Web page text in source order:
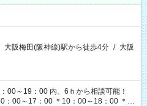
大阪梅田(阪神線)駅から徒歩4分 / 大阪
00～19：00 内、6ｈから相談可能！
：00～17：00 ＊10：00～18：00 ＊